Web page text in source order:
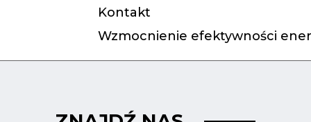
Kontakt
Wzmocnienie efektywności